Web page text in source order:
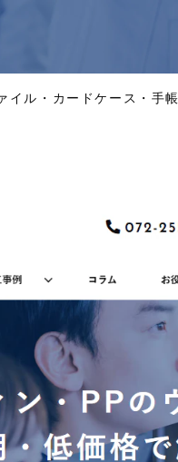
イル・カードケース・手